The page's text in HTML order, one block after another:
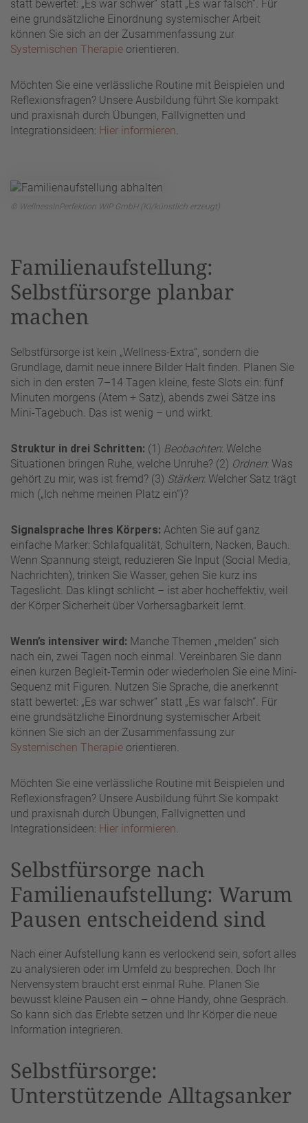
statt bewertet: „Es war schwer“ statt „Es war falsch“. Für
eine grundsätzliche Einordnung systemischer Arbeit
können Sie sich an der Zusammenfassung zur
Systemischen Therapie orientieren.
Möchten Sie eine verlässliche Routine mit Beispielen und
Reflexionsfragen? Unsere Ausbildung führt Sie kompakt
und praxisnah durch Übungen, Fallvignetten und
Integrationsideen: Hier informieren.
© WellnessInPerfektion WIP GmbH (KI/künstlich erzeugt)
Familienaufstellung:
Selbstfürsorge planbar
machen
Selbstfürsorge ist kein „Wellness-Extra“, sondern die
Grundlage, damit neue innere Bilder Halt finden. Planen Sie
sich in den ersten 7–14 Tagen kleine, feste Slots ein: fünf
Minuten morgens (Atem + Satz), abends zwei Sätze ins
Mini-Tagebuch. Das ist wenig – und wirkt.
Struktur in drei Schritten: (1) Beobachten: Welche
Situationen bringen Ruhe, welche Unruhe? (2) Ordnen: Was
gehört zu mir, was ist fremd? (3) Stärken: Welcher Satz trägt
mich („Ich nehme meinen Platz ein“)?
Signalsprache Ihres Körpers: Achten Sie auf ganz
einfache Marker: Schlafqualität, Schultern, Nacken, Bauch.
Wenn Spannung steigt, reduzieren Sie Input (Social Media,
Nachrichten), trinken Sie Wasser, gehen Sie kurz ins
Tageslicht. Das klingt schlicht – ist aber hocheffektiv, weil
der Körper Sicherheit über Vorhersagbarkeit lernt.
Wenn’s intensiver wird: Manche Themen „melden“ sich
nach ein, zwei Tagen noch einmal. Vereinbaren Sie dann
einen kurzen Begleit-Termin oder wiederholen Sie eine Mini-
Sequenz mit Figuren. Nutzen Sie Sprache, die anerkennt
statt bewertet: „Es war schwer“ statt „Es war falsch“. Für
eine grundsätzliche Einordnung systemischer Arbeit
können Sie sich an der Zusammenfassung zur
Systemischen Therapie orientieren.
Möchten Sie eine verlässliche Routine mit Beispielen und
Reflexionsfragen? Unsere Ausbildung führt Sie kompakt
und praxisnah durch Übungen, Fallvignetten und
Integrationsideen: Hier informieren
Selbstfürsorge nach
Familienaufstellung: Warum
Pausen entscheidend sind
Nach einer Aufstellung kann es verlockend sein, sofort alles
zu analysieren oder im Umfeld zu besprechen. Doch Ihr
Nervensystem braucht erst einmal Ruhe. Planen Sie
bewusst kleine Pausen ein – ohne Handy, ohne Gespräch.
So kann sich das Erlebte setzen und Ihr Körper die neue
Information integrieren.
Selbstfürsorge:
Unterstützende Alltagsanker